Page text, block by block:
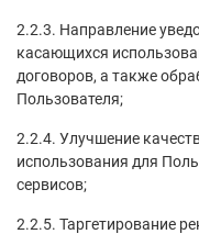
2.2.3. Направление
касающихся
договоров, а также
Пользователя;
2.2.4. Улучшение
использования для
сервисов;
2.2.5. Таргетирование